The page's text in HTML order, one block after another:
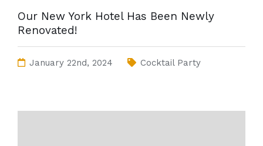
Our New York Hotel Has Been Newly
Renovated!
January 22nd, 2024 Cocktail Party